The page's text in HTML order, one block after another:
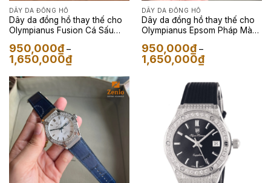
DÂY DA ĐỒNG HỒ
Dây da đồng hồ thay thế cho
Olympianus Fusion Cá Sấu
950,000₫ –
1,650,000₫Khoảng
giá:
950,000₫
1,650,000₫
DÂY DA ĐỒNG HỒ
Dây da đồng hồ thay thế cho
Olympianus Epsom Pháp Màu
950,000₫ –
1,650,000₫Khoảng
giá:
950,000₫
đến
1,650,000₫